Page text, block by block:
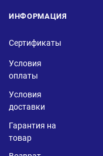
ИНФОРМАЦИЯ
Сертификаты
Условия
оплаты
Условия
доставки
Гарантия на
товар